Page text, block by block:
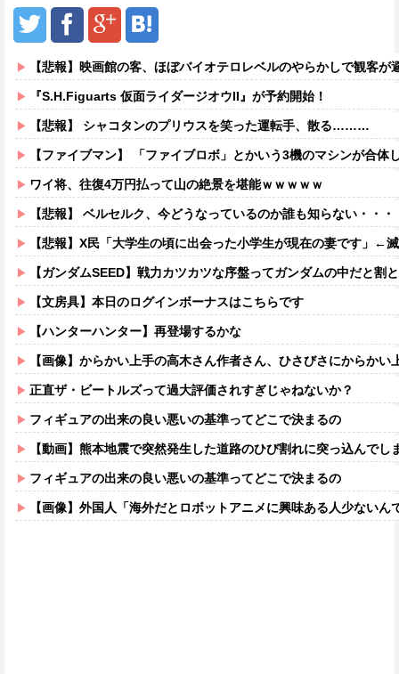
【悲報】映画館の客、ほぼバイオテロレベルのやらかしで観客が
『S.H.Figuarts 仮面ライダージオウII』が予約開始！
【悲報】 シャコタンのプリウスを笑った運転手、散る………
【ファイブマン】 「ファイブロボ」とかいう3機のマシンが合体
ワイ将、往復4万円払って山の絶景を堪能ｗｗｗｗｗ
【悲報】 ベルセルク、今どうなっているのか誰も知らない・・・
【悲報】X民「大学生の頃に出会った小学生が現在の妻です」←滅
【ガンダムSEED】戦力カツカツな序盤ってガンダムの中だと割
【文房具】本日のログインボーナスはこちらです
【ハンターハンター】再登場するかな
【画像】からかい上手の高木さん作者さん、ひさびさにからかい上手の高木
正直ザ・ビートルズって過大評価されすぎじゃねないか？
フィギュアの出来の良い悪いの基準ってどこで決まるの
【動画】熊本地震で突然発生した道路のひび割れに突っ込んでし
フィギュアの出来の良い悪いの基準ってどこで決まるの
【画像】外国人「海外だとロボットアニメに興味ある人少ないん